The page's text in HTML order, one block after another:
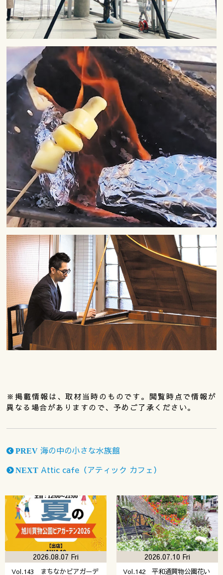
※掲載情報は、取材当時のものです。閲覧時点で情報が
異なる場合がありますので、予めご了承ください。
PREV 海の中の小さな水族館
NEXT Attic cafe（アティック カフェ）
Vol.143 まちなかビアガーデ
2026.08.07 Fri
Vol.142 平和通買物公園花い
2026.07.10 Fri